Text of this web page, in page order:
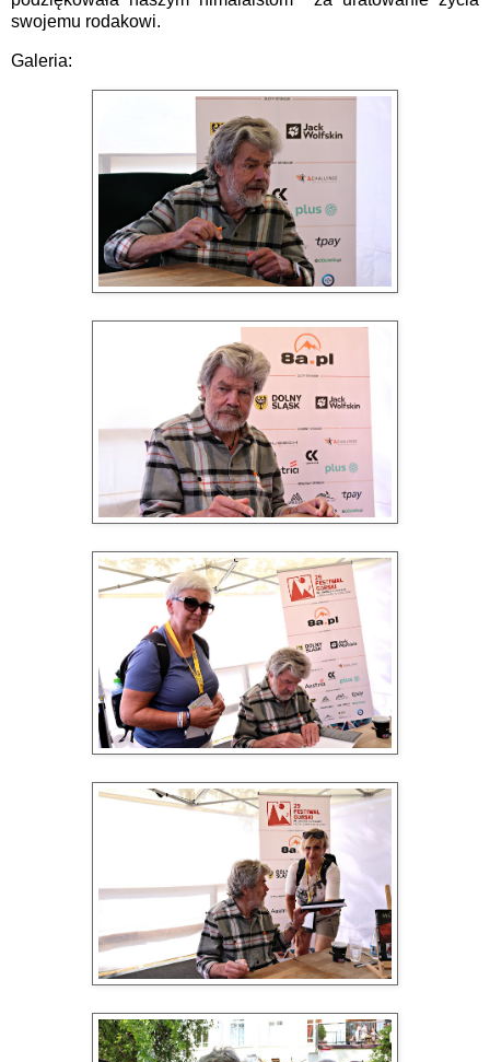
swojemu rodakowi.
Galeria: